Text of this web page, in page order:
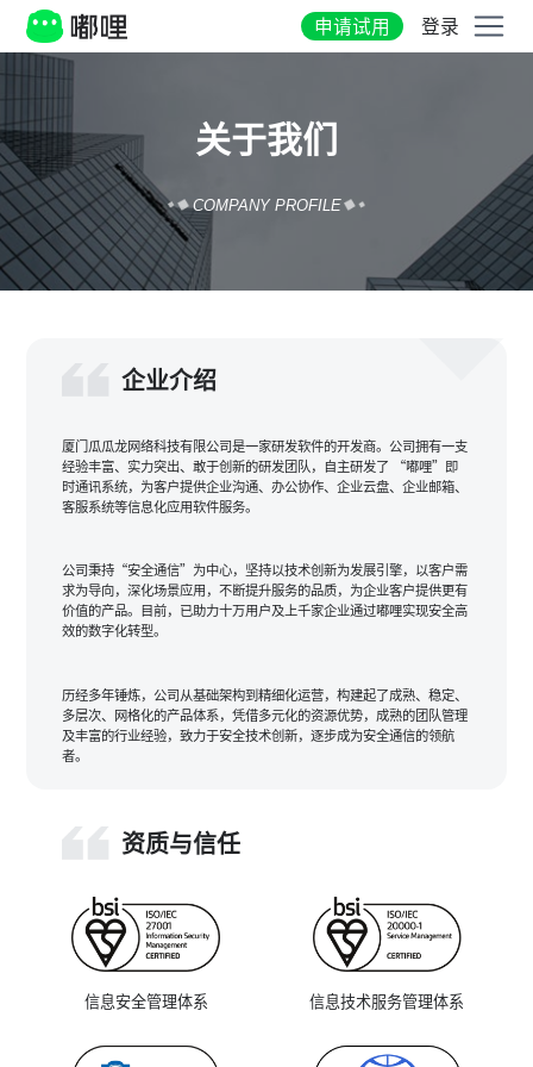
申请试用 登录
关于我们
COMPANY PROFILE
企业介绍
厦门瓜瓜龙网络科技有限公司是一家研发软件的开发商。公司拥有一支
经验丰富、实力突出、敢于创新的研发团队，自主研发了 “嘟哩”即
时通讯系统，为客户提供企业沟通、办公协作、企业云盘、企业邮箱、
客服系统等信息化应用软件服务。
公司秉持“安全通信”为中心，坚持以技术创新为发展引擎，以客户需
求为导向，深化场景应用，不断提升服务的品质，为企业客户提供更有
价值的产品。目前，已助力十万用户及上千家企业通过嘟哩实现安全高
效的数字化转型。
历经多年锤炼，公司从基础架构到精细化运营，构建起了成熟、稳定、
多层次、网格化的产品体系，凭借多元化的资源优势，成熟的团队管理
及丰富的行业经验，致力于安全技术创新，逐步成为安全通信的领航
者。
资质与信任
信息安全管理体系 信息技术服务管理体系